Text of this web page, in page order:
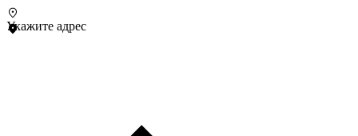
Укажите адрес